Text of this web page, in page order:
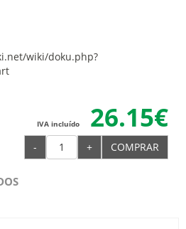
wiki/doku.php?
26.15€
IVA incluído
- + COMPRAR